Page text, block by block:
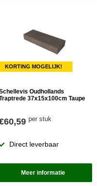
KORTING MOGELIJK!
Oudhollands
37x15x100cm Taupe
per stuk
Direct leverbaar
Meer informatie